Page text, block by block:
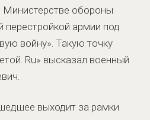
обороны
перестройкой армии под
войну». Такую точку
Ru» высказал военный
выходит за рамки